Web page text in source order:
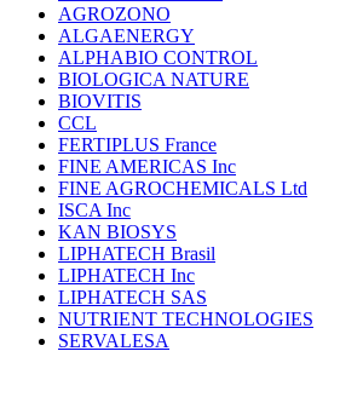
AGROZONO
ALGAENERGY
ALPHABIO CONTROL
BIOLOGICA NATURE
BIOVITIS
CCL
FERTIPLUS France
FINE AMERICAS Inc
FINE AGROCHEMICALS Ltd
ISCA Inc
KAN BIOSYS
LIPHATECH Brasil
LIPHATECH Inc
LIPHATECH SAS
NUTRIENT TECHNOLOGIES
SERVALESA